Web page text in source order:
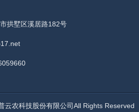
拱墅区溪居路182号
云农科技股份有限公司All Rights Reserved